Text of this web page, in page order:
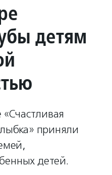
детям
«Счастливая
приняли
детей.